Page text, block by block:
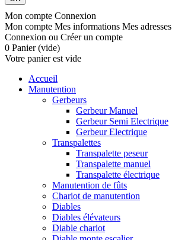
Mon compte Connexion
Mon compte Mes informations Mes adresses
Connexion ou Créer un compte
0 Panier (vide)
Votre panier est vide
Accueil
Manutention
Gerbeurs
Gerbeur Manuel
Gerbeur Semi Electrique
Gerbeur Electrique
Transpalettes
Transpalette peseur
Transpalette manuel
Transpalette électrique
Manutention de fûts
Chariot de manutention
Diables
Diables élévateurs
Diable chariot